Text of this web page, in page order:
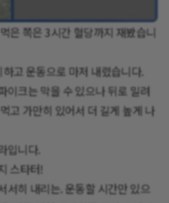
은 쪽은 3시간 혈당까지 재봤습니
고 운동으로 마저 내렸습니다.
이크는 막을 수 있으나 뒤로 밀려
고 가만히 있어서 더 길게 높게 나
입니다.
스타터!
서히 내리는. 운동할 시간만 있으